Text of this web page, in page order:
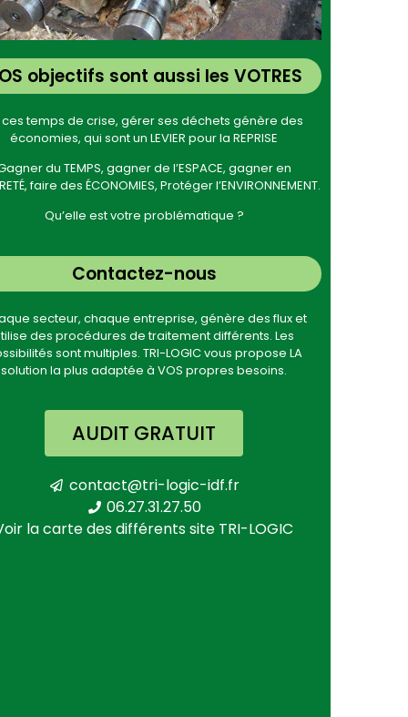
objectifs sont aussi les VOTRES
ces temps de crise, gérer ses déchets génère des
économies, qui sont un LEVIER pour la REPRISE
du TEMPS, gagner de l’ESPACE, gagner en
faire des ÉCONOMIES, Protéger l’ENVIRONNEMENT.
Qu’elle est votre problématique ?
Contactez-nous
secteur, chaque entreprise, génère des flux et
des procédures de traitement différents. Les
sont multiples. TRI-LOGIC vous propose LA
solution la plus adaptée à VOS propres besoins.
AUDIT GRATUIT
contact@tri-logic-idf.fr
06.27.31.27.50
la carte des différents site TRI-LOGIC